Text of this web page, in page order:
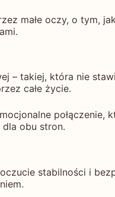
małe oczy, o tym,
– takiej, która nie
całe życie.
obu stron.
stabilności i